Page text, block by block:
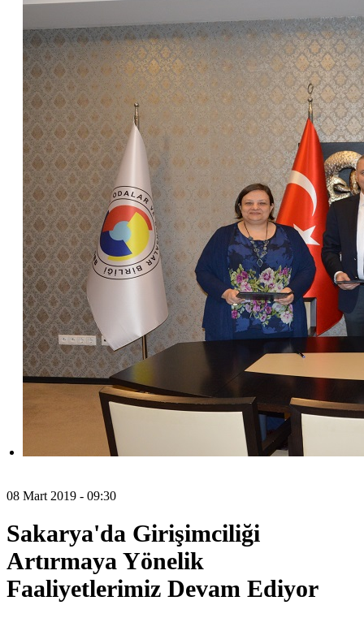
08 Mart 2019 - 09:30
Sakarya'da Girişimciliği
Artırmaya Yönelik
Faaliyetlerimiz Devam Ediyor